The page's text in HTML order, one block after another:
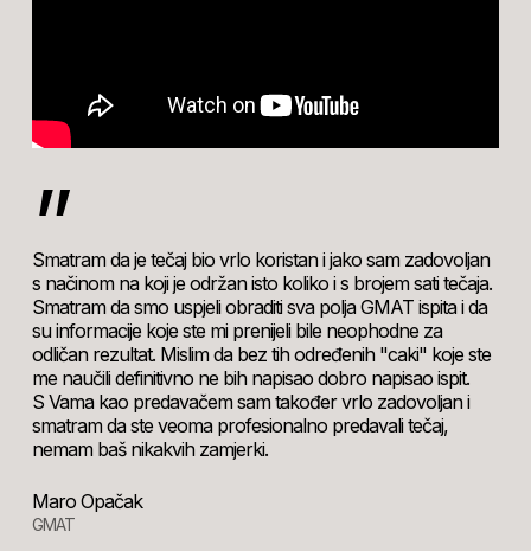
”
Smatram da je tečaj bio vrlo koristan i jako sam zadovoljan
s načinom na koji je održan isto koliko i s brojem sati tečaja.
Smatram da smo uspjeli obraditi sva polja GMAT ispita i da
su informacije koje ste mi prenijeli bile neophodne za
odličan rezultat. Mislim da bez tih određenih "caki" koje ste
me naučili definitivno ne bih napisao dobro napisao ispit.
S Vama kao predavačem sam također vrlo zadovoljan i
smatram da ste veoma profesionalno predavali tečaj,
nemam baš nikakvih zamjerki.
Maro Opačak
GMAT